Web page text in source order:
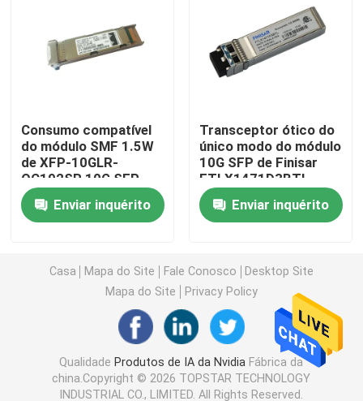
módulo de 100G QSFP28
módulo de 10G SFP
Transceptor ótico de Finisar
Módulo FC SFP em brocado
Interruptor do SAN de brocado
Licença da VAGEM de brocado
Consumo compatível
do módulo SMF 1.5W
de XFP-10GLR-
OC192SR 10G SFP
Enviar inquérito
Transceptor ótico do
único modo do módulo
10G SFP de Finisar
FTLX1471D3BTL
Iindustrial
Enviar inquérito
Casa Mapa do Site Fale Conosco
Desktop Site
Mapa do Site
Privacy Policy
Qualidade Produtos de IA da Nvidia Fábrica da
china.Copyright © 2026 TOPSTAR TECHNOLOGY
INDUSTRIAL CO., LIMITED. All Rights Reserved.